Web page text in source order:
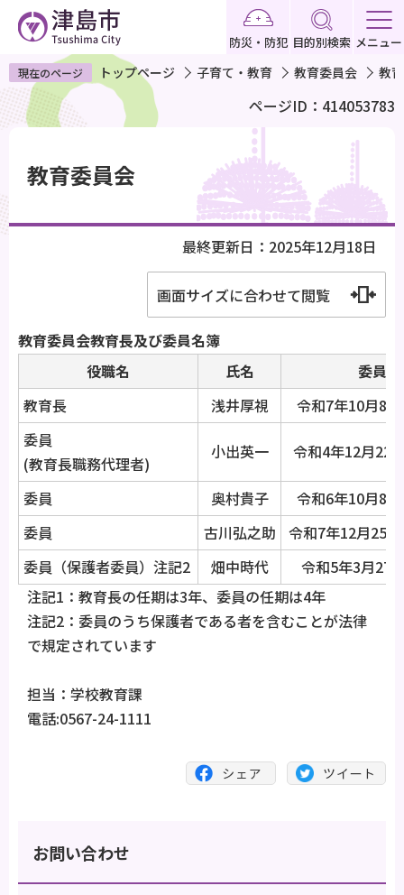
ペ
ー
ジ
で
す
防災・防犯 目的別検索 メニュー
現在のページ トップページ 子育て・教育 教育委員会 教
ページID：414053783
教育委員会
最終更新日：2025年12月18日
画面サイズに合わせて閲覧
教育委員会教育長及び委員名簿
役職名
氏名
委員
教育長
浅井厚視
令和7年10月8
委員
(教育長職務代理者)
小出英一 令和4年12月22
委員 奥村貴子
令和6年10月8
委員
古川弘之助
令和7年12月25
委員（保護者委員）注記2
畑中時代
令和5年3月27
注記1：教育長の任期は3年、委員の任期は4年
注記2：委員のうち保護者である者を含むことが法律
で規定されています
担当：学校教育課
電話:0567-24-1111
お問い合わせ